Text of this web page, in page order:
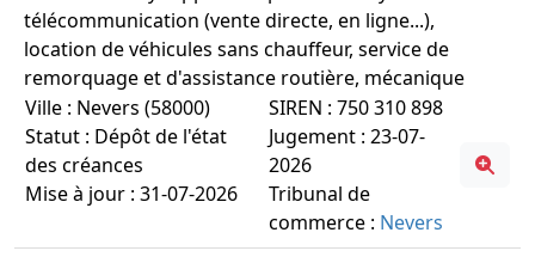
télécommunication (vente directe, en ligne...),
location de véhicules sans chauffeur, service de
remorquage et d'assistance routière, mécanique
Ville : Nevers (58000)
Statut : Dépôt de l'état
des créances
Mise à jour : 31-07-2026
SIREN : 750 310 898
Jugement : 23-07-
2026
Tribunal de
commerce : Nevers